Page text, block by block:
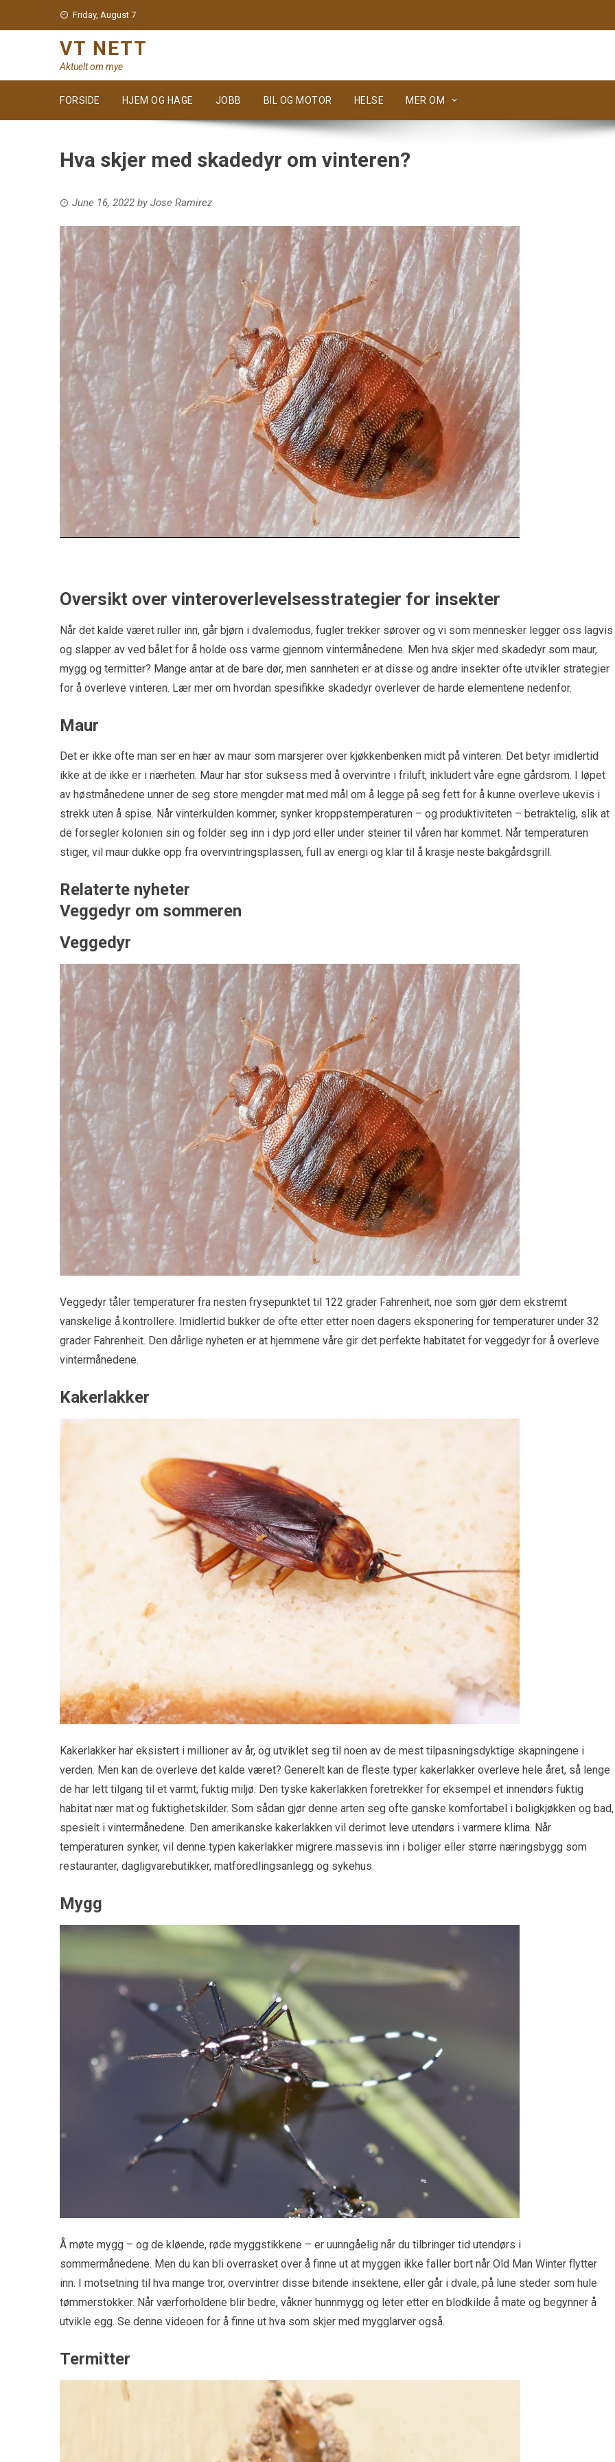
Friday, August 7
VT NETT
Aktuelt om mye
FORSIDE HJEM OG HAGE JOBB BIL OG MOTOR HELSE MER OM
Hva skjer med skadedyr om vinteren?
June 16, 2022 by Jose Ramirez
Oversikt over vinteroverlevelsesstrategier for insekter
Når det kalde været ruller inn, går bjørn i dvalemodus, fugler trekker sørover og vi som mennesker legger oss lagvis
og slapper av ved bålet for å holde oss varme gjennom vintermånedene. Men hva skjer med skadedyr som maur,
mygg og termitter? Mange antar at de bare dør, men sannheten er at disse og andre insekter ofte utvikler strategier
for å overleve vinteren. Lær mer om hvordan spesifikke skadedyr overlever de harde elementene nedenfor.
Maur
Det er ikke ofte man ser en hær av maur som marsjerer over kjøkkenbenken midt på vinteren. Det betyr imidlertid
ikke at de ikke er i nærheten. Maur har stor suksess med å overvintre i friluft, inkludert våre egne gårdsrom. I løpet
av høstmånedene unner de seg store mengder mat med mål om å legge på seg fett for å kunne overleve ukevis i
strekk uten å spise. Når vinterkulden kommer, synker kroppstemperaturen – og produktiviteten – betraktelig, slik at
de forsegler kolonien sin og folder seg inn i dyp jord eller under steiner til våren har kommet. Når temperaturen
stiger, vil maur dukke opp fra overvintringsplassen, full av energi og klar til å krasje neste bakgårdsgrill.
Relaterte nyheter
Veggedyr om sommeren
Veggedyr
Veggedyr tåler temperaturer fra nesten frysepunktet til 122 grader Fahrenheit, noe som gjør dem ekstremt
vanskelige å kontrollere. Imidlertid bukker de ofte etter etter noen dagers eksponering for temperaturer under 32
grader Fahrenheit. Den dårlige nyheten er at hjemmene våre gir det perfekte habitatet for veggedyr for å overleve
vintermånedene.
Kakerlakker
Kakerlakker har eksistert i millioner av år, og utviklet seg til noen av de mest tilpasningsdyktige skapningene i
verden. Men kan de overleve det kalde været? Generelt kan de fleste typer kakerlakker overleve hele året, så lenge
de har lett tilgang til et varmt, fuktig miljø. Den tyske kakerlakken foretrekker for eksempel et innendørs fuktig
habitat nær mat og fuktighetskilder. Som sådan gjør denne arten seg ofte ganske komfortabel i boligkjøkken og bad,
spesielt i vintermånedene. Den amerikanske kakerlakken vil derimot leve utendørs i varmere klima. Når
temperaturen synker, vil denne typen kakerlakker migrere massevis inn i boliger eller større næringsbygg som
restauranter, dagligvarebutikker, matforedlingsanlegg og sykehus.
Mygg
Å møte mygg – og de kløende, røde myggstikkene – er uunngåelig når du tilbringer tid utendørs i
sommermånedene. Men du kan bli overrasket over å finne ut at myggen ikke faller bort når Old Man Winter flytter
inn. I motsetning til hva mange tror, ​​overvintrer disse bitende insektene, eller går i dvale, på lune steder som hule
tømmerstokker. Når værforholdene blir bedre, våkner hunnmygg og leter etter en blodkilde å mate og begynner å
utvikle egg. Se denne videoen for å finne ut hva som skjer med mygglarver også.
Termitter